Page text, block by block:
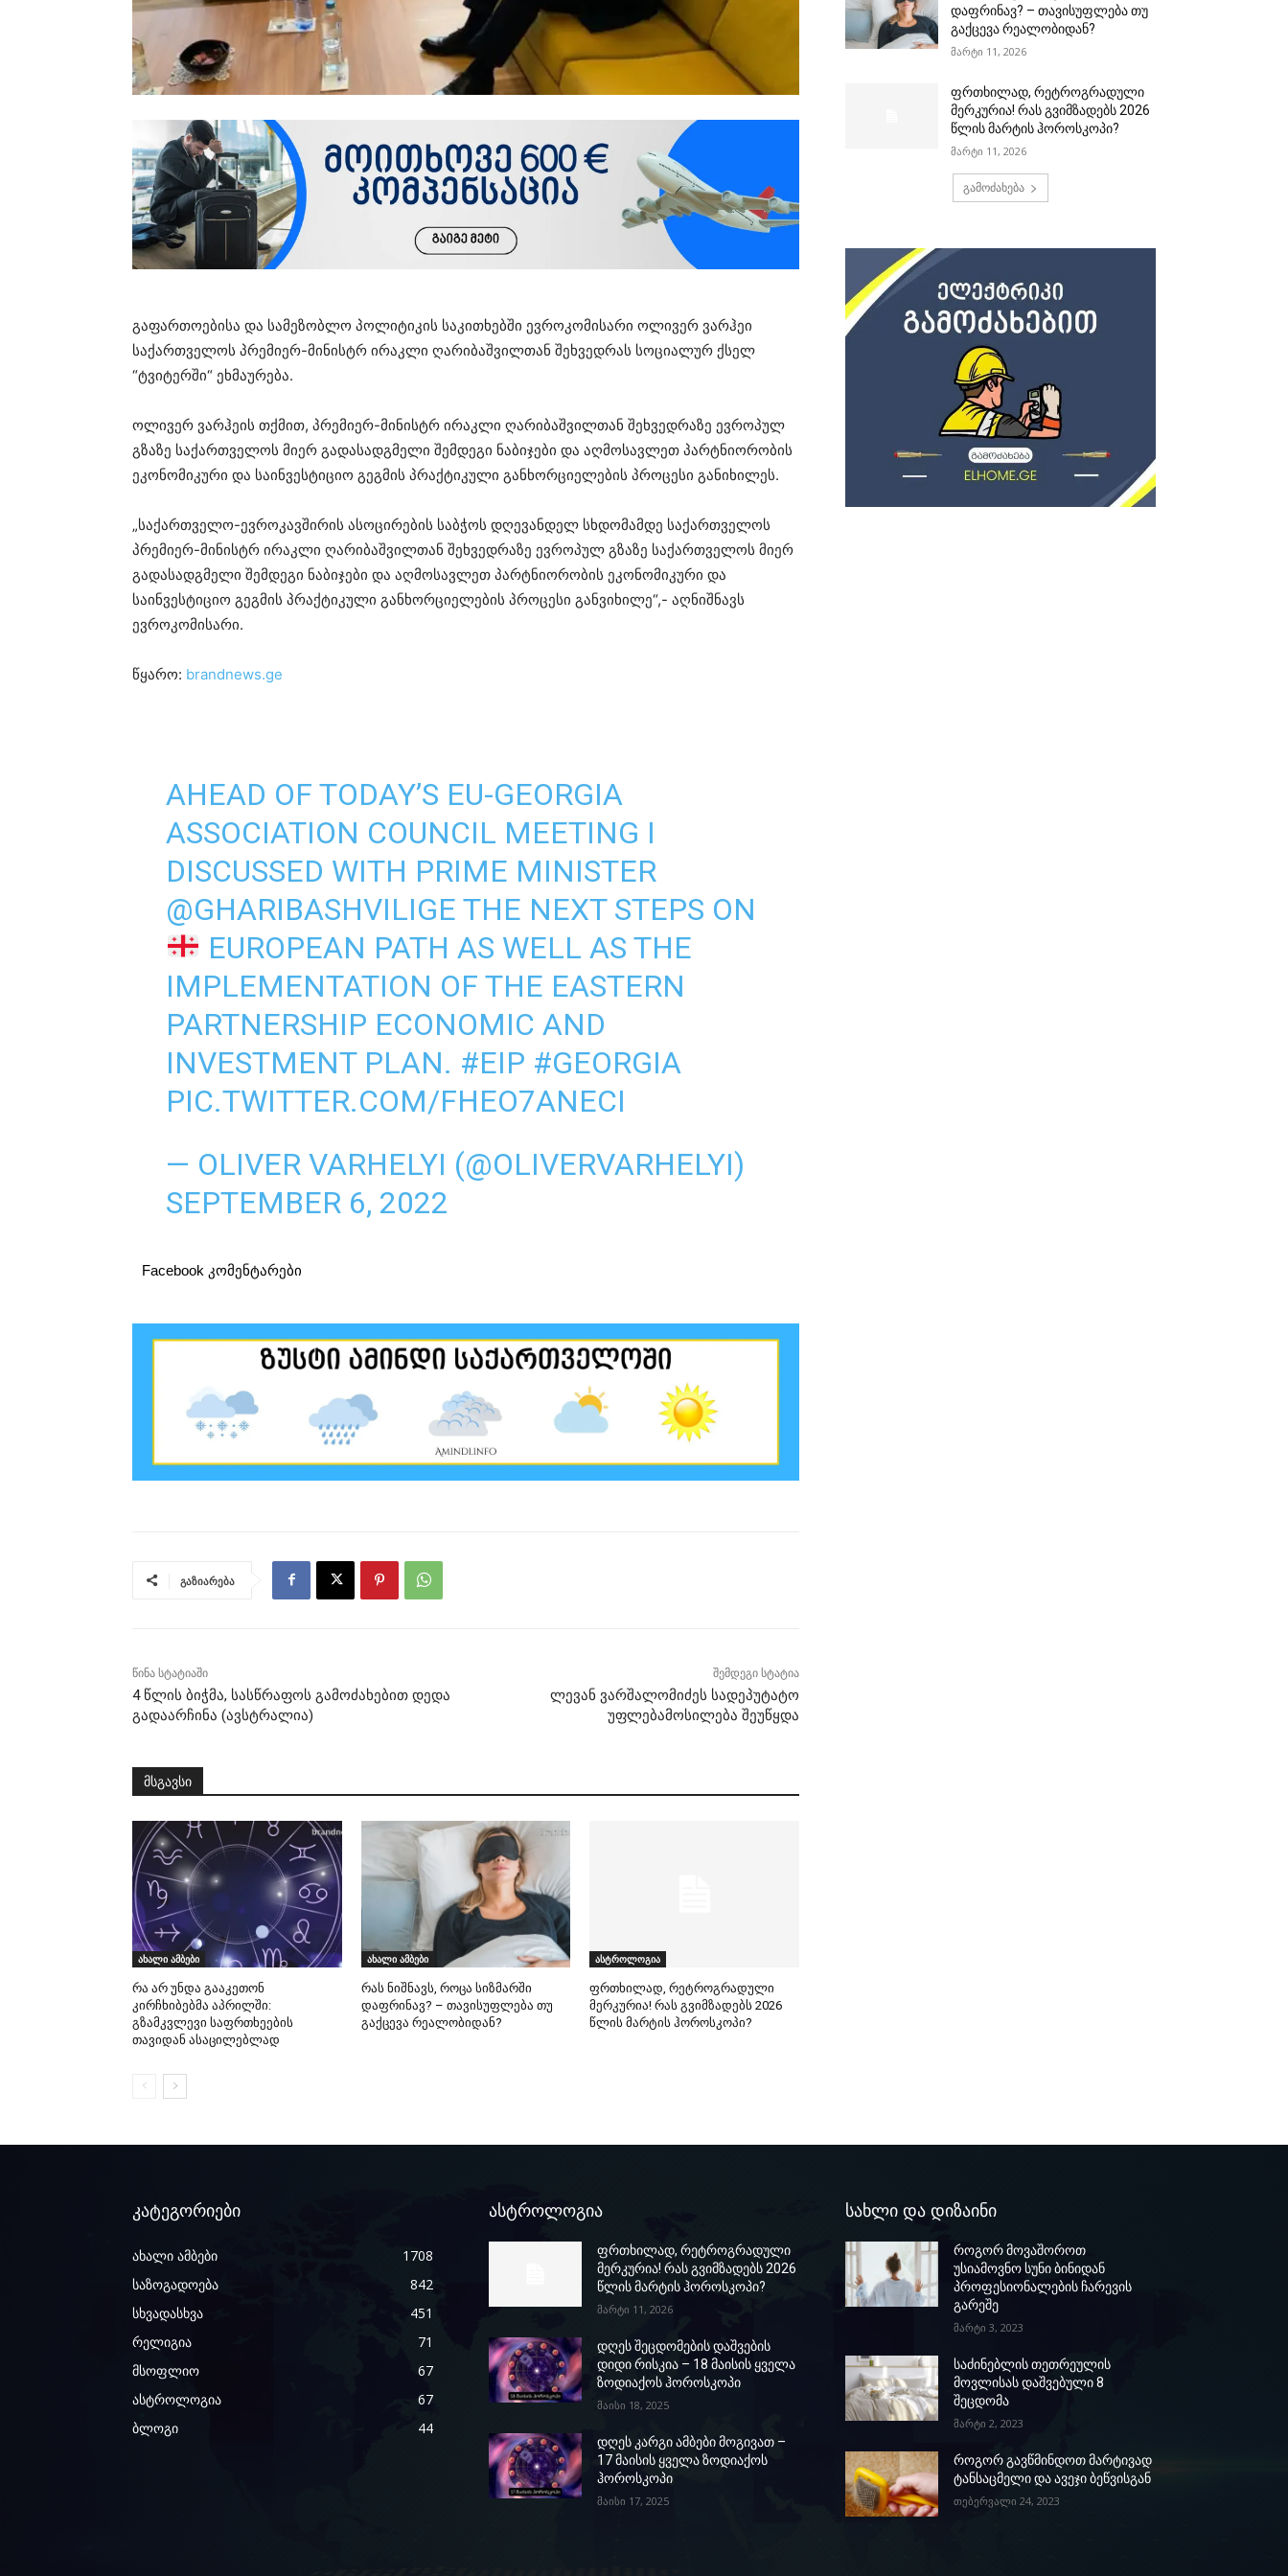
გაფართოებისა და სამეზობლო პოლიტიკის საკითხებში ევროკომისარი ოლივერ ვარჰეი
საქართველოს პრემიერ-მინისტრ ირაკლი ღარიბაშვილთან შეხვედრას სოციალურ ქსელ
“ტვიტერში“ ეხმაურება.
ოლივერ ვარჰეის თქმით, პრემიერ-მინისტრ ირაკლი ღარიბაშვილთან შეხვედრაზე ევროპულ
გზაზე საქართველოს მიერ გადასადგმელი შემდეგი ნაბიჯები და აღმოსავლეთ პარტნიორობის
ეკონომიკური და საინვესტიციო გეგმის პრაქტიკული განხორციელების პროცესი განიხილეს.
„საქართველო-ევროკავშირის ასოცირების საბჭოს დღევანდელ სხდომამდე საქართველოს
პრემიერ-მინისტრ ირაკლი ღარიბაშვილთან შეხვედრაზე ევროპულ გზაზე საქართველოს მიერ
გადასადგმელი შემდეგი ნაბიჯები და აღმოსავლეთ პარტნიორობის ეკონომიკური და
საინვესტიციო გეგმის პრაქტიკული განხორციელების პროცესი განვიხილე“,- აღნიშნავს
ევროკომისარი.
წყარო: brandnews.ge
AHEAD OF TODAY’S EU-GEORGIA
ASSOCIATION COUNCIL MEETING I
DISCUSSED WITH PRIME MINISTER
@GHARIBASHVILIGE ⁩ THE NEXT STEPS ON
EUROPEAN PATH AS WELL AS THE
IMPLEMENTATION OF THE EASTERN
PARTNERSHIP ECONOMIC AND
INVESTMENT PLAN. #EIP #GEORGIA
PIC.TWITTER.COM/FHEO7ANECI
— OLIVER VARHELYI (@OLIVERVARHELYI)
SEPTEMBER 6, 2022
Facebook კომენტარები
გაზიარება
წინა სტატიაში
4 წლის ბიჭმა, სასწრაფოს გამოძახებით დედა
გადაარჩინა (ავსტრალია)
შემდეგი სტატია
ლევან ვარშალომიძეს სადეპუტატო
უფლებამოსილება შეუწყდა
მსგავსი
ახალი ამბები
რა არ უნდა გააკეთონ
კირჩხიბებმა აპრილში:
გზამკვლევი საფრთხეების
თავიდან ასაცილებლად
ახალი ამბები
რას ნიშნავს, როცა სიზმარში
დაფრინავ? – თავისუფლება თუ
გაქცევა რეალობიდან?
ასტროლოგია
ფრთხილად, რეტროგრადული
მერკურია! რას გვიმზადებს 2026
წლის მარტის ჰოროსკოპი?
დაფრინავ? – თავისუფლება თუ
გაქცევა რეალობიდან?
მარტი 11, 2026
ფრთხილად, რეტროგრადული
მერკურია! რას გვიმზადებს 2026
წლის მარტის ჰოროსკოპი?
მარტი 11, 2026
გამოძახება
კატეგორიები
ახალი ამბები
1708
საზოგადოება
842
სხვადასხვა
451
რელიგია
71
მსოფლიო
67
ასტროლოგია
67
ბლოგი
44
ასტროლოგია
ფრთხილად, რეტროგრადული
მერკურია! რას გვიმზადებს 2026
წლის მარტის ჰოროსკოპი?
მარტი 11, 2026
დღეს შეცდომების დაშვების
დიდი რისკია – 18 მაისის ყველა
ზოდიაქოს ჰოროსკოპი
მაისი 18, 2025
დღეს კარგი ამბები მოგივათ –
17 მაისის ყველა ზოდიაქოს
ჰოროსკოპი
მაისი 17, 2025
სახლი და დიზაინი
როგორ მოვაშოროთ
უსიამოვნო სუნი ბინიდან
პროფესიონალების ჩარევის
გარეშე
მარტი 3, 2023
საძინებლის თეთრეულის
მოვლისას დაშვებული 8
შეცდომა
მარტი 2, 2023
როგორ გავწმინდოთ მარტივად
ტანსაცმელი და ავეჯი ბეწვისგან
თებერვალი 24, 2023